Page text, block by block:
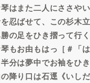
はまた二人にささや
忍ばせて、この杉木
の足をひき摺って行
もお由もはっ［＃「
分は夢中でお袖をひ
降り口は石逕《いし